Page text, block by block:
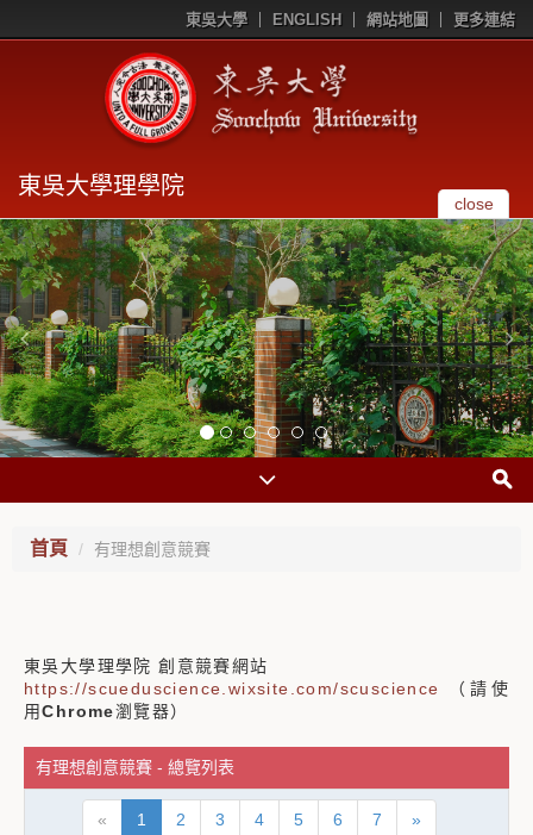
東吳大學 ENGLISH 網站地圖 更多連結
東吳大學理學院
close
首頁 有理想創意競賽
東吳大學理學院 創意競賽網站
https://scueduscience.wixsite.com/scuscience
（請使
用Chrome瀏覽器）
有理想創意競賽 - 總覽列表
« 1 2 3 4 5 6 7 »